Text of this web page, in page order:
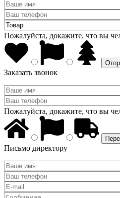
Пожалуйста, докажите, что вы
Заказать звонок
Пожалуйста, докажите, что вы
Письмо директору